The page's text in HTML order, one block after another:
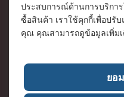
RS ทั่วโลก / RS
Worldwide
บริษัทในเครือ RS /
เกี่ยวกับ RS / About RS
ประสบการณ์ด้านการบริกา
ซื้อสินค้า เราใช้คุกกี้เพื่อปรั
คุณ คุณสามารถดูข้อมูลเพิ่ม
ยอ